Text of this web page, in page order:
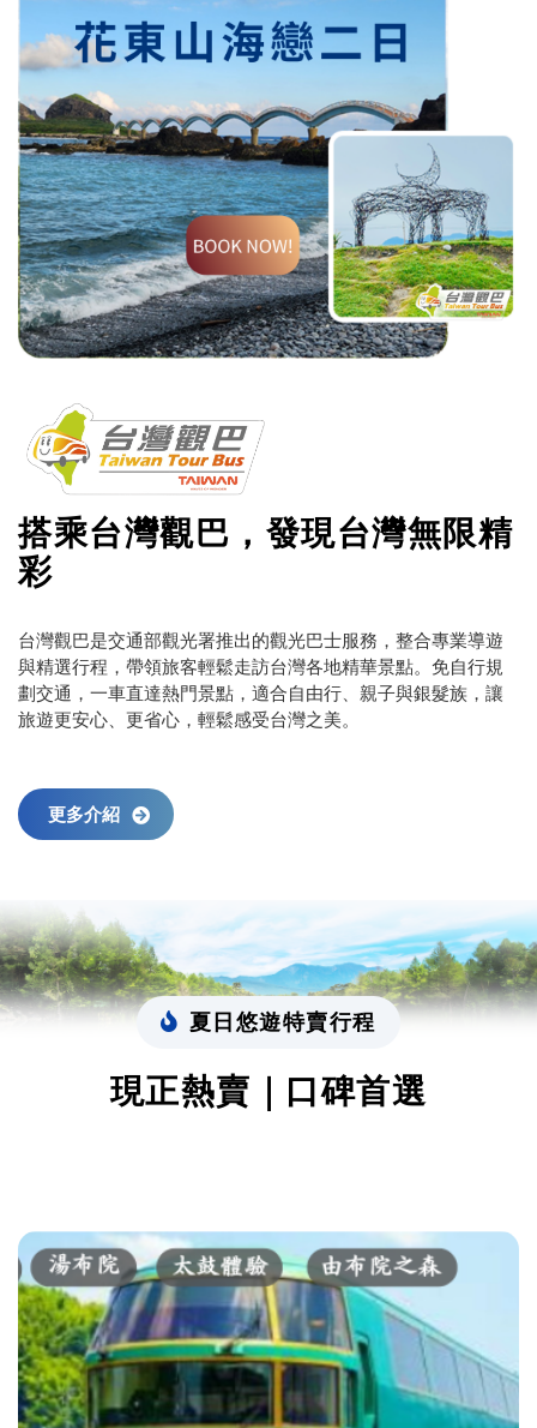
搭乘台灣觀巴，發現台灣無限精
彩
台灣觀巴是交通部觀光署推出的觀光巴士服務，整合專業導遊
與精選行程，帶領旅客輕鬆走訪台灣各地精華景點。免自行規
劃交通，一車直達熱門景點，適合自由行、親子與銀髮族，讓
旅遊更安心、更省心，輕鬆感受台灣之美。
更多介紹
夏日悠遊特賣行程
現正熱賣｜口碑首選